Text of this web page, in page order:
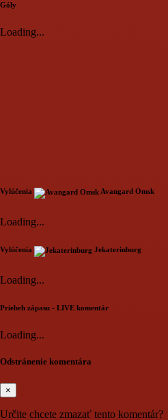
Góly
Loading...
Vylúčenia Avangard Omsk
Loading...
Vylúčenia Jekaterinburg
Loading...
Priebeh zápasu - LIVE komentár
Loading...
Odstránenie komentára
×
Určite chcete zmazať tento komentár?